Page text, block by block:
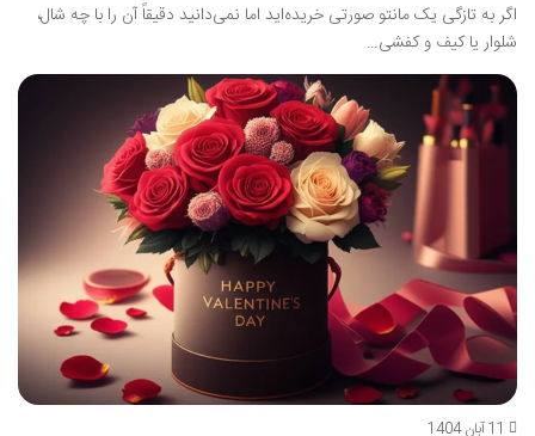
اگر به تازگی یک مانتو صورتی خریده‌اید اما نمی‌دانید دقیقاً آن را با چه شال،
شلوار یا کیف و کفشی…
11 آبان 1404